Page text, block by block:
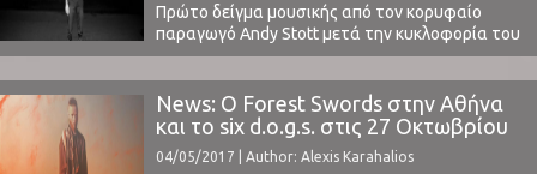
Πρώτο δείγμα μουσικής από τον κορυφαίο
παραγωγό Andy Stott μετά την κυκλοφορία του
τελευταίου του δίσκου "Too Many Voices"
(2016) (διαβάστε εδώ την κριτική μας).To Song
For Chance ηχογραφήθηκε το 2016 με τη Latvian
Radio Choir και ίσως αποτελεί μια ακόμα
"στροφή" του μουσικού σε νέα μονοπάτια, για
τα οποία μας είχε μιλήσει ...
News: Ο Forest Swords στην Αθήνα
και το six d.o.g.s. στις 27 Οκτωβρίου
04/05/2017 | Author: Alexis Karahalios